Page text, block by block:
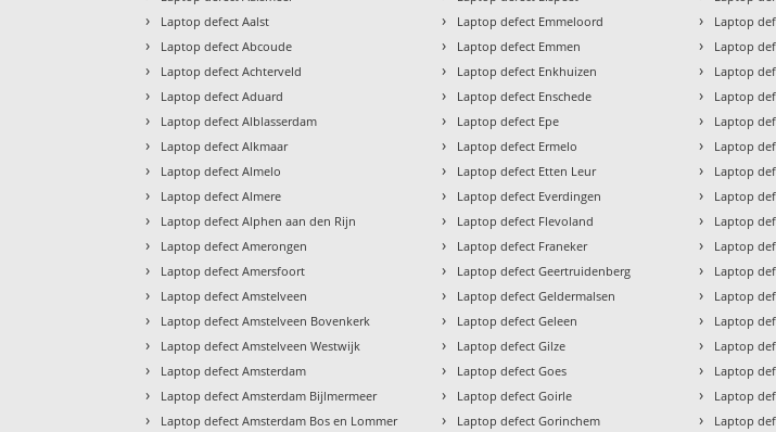
› Laptop defect Aalst
› Laptop defect Abcoude
› Laptop defect Achterveld
› Laptop defect Aduard
› Laptop defect Alblasserdam
› Laptop defect Alkmaar
› Laptop defect Almelo
› Laptop defect Almere
› Laptop defect Alphen aan den Rijn
› Laptop defect Amerongen
› Laptop defect Amersfoort
› Laptop defect Amstelveen
› Laptop defect Amstelveen Bovenkerk
› Laptop defect Amstelveen Westwijk
› Laptop defect Amsterdam
› Laptop defect Amsterdam Bijlmermeer
› Laptop defect Amsterdam Bos en Lommer
› Laptop defect Emmeloord
› Laptop defect Emmen
› Laptop defect Enkhuizen
› Laptop defect Enschede
› Laptop defect Epe
› Laptop defect Ermelo
› Laptop defect Etten Leur
› Laptop defect Everdingen
› Laptop defect Flevoland
› Laptop defect Franeker
› Laptop defect Geertruidenberg
› Laptop defect Geldermalsen
› Laptop defect Geleen
› Laptop defect Gilze
› Laptop defect Goes
› Laptop defect Goirle
› Laptop defect Gorinchem
› Laptop
› Laptop
› Laptop
› Laptop
› Laptop
› Laptop
› Laptop
› Laptop
› Laptop
› Laptop
› Laptop
› Laptop
› Laptop
› Laptop
› Laptop
› Laptop
› Laptop